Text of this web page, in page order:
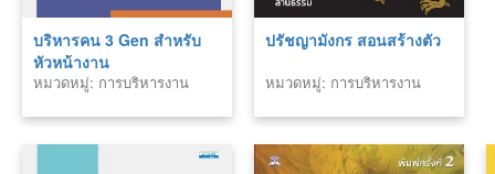
บริหารคน 3 Gen สำหรับ
หัวหน้างาน
หมวดหมู่: การบริหารงาน
ปรัชญามังกร สอนสร้างตัว
หมวดหมู่: การบริหารงาน